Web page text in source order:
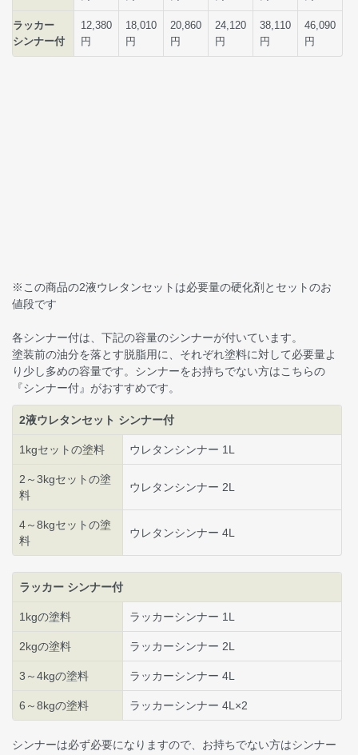
※この商品の2液ウレタンセットは必要量の硬化剤とセットのお
値段です
各シンナー付は、下記の容量のシンナーが付いています。
塗装前の油分を落とす脱脂用に、それぞれ塗料に対して必要量よ
り少し多めの容量です。シンナーをお持ちでない方はこちらの
『シンナー付』がおすすめです。
2液ウレタンセット シンナー付
1kgセットの塗料 ウレタンシンナー 1L
2～3kgセットの塗
料
ウレタンシンナー 2L
4～8kgセットの塗
料
ウレタンシンナー 4L
ラッカー シンナー付
1kgの塗料 ラッカーシンナー 1L
2kgの塗料 ラッカーシンナー 2L
3～4kgの塗料 ラッカーシンナー 4L
6～8kgの塗料 ラッカーシンナー 4L×2
シンナーは必ず必要になりますので、お持ちでない方はシンナー